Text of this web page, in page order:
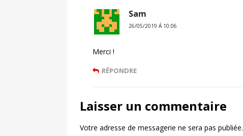
Sam
26/05/2019 Á 10:06
Merci !
RÉPONDRE
Laisser un commentaire
Votre adresse de messagerie ne sera pas publiée.